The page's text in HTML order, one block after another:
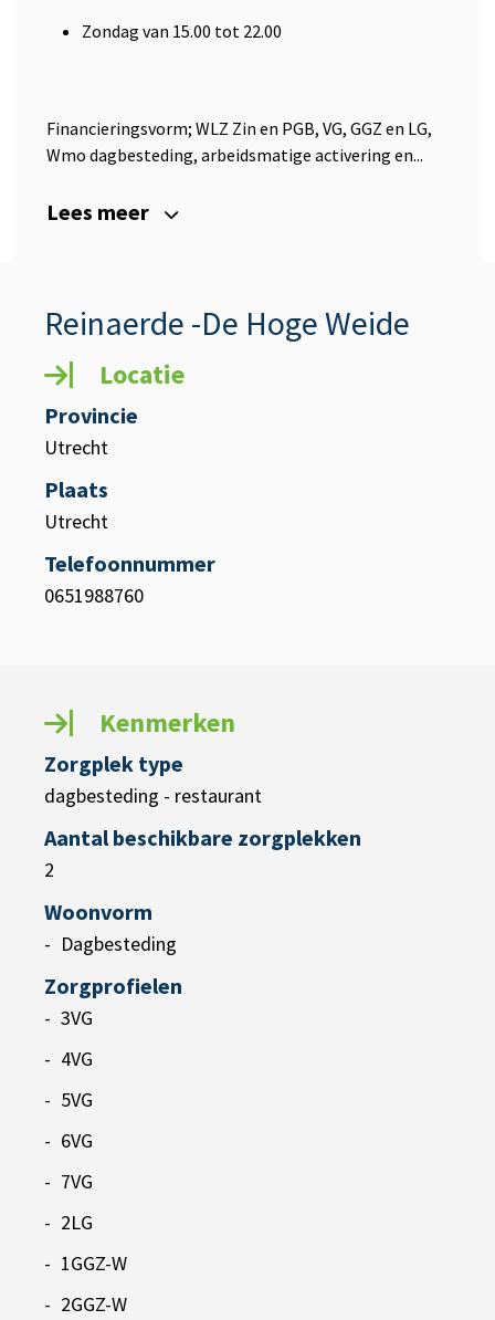
Zondag van 15.00 tot 22.00
Financieringsvorm; WLZ Zin en PGB, VG, GGZ en LG,
Wmo dagbesteding, arbeidsmatige activering en...
Lees meer
Reinaerde -De Hoge Weide
Locatie
Provincie
Utrecht
Plaats
Utrecht
Telefoonnummer
0651988760
Kenmerken
Zorgplek type
dagbesteding - restaurant
Aantal beschikbare zorgplekken
2
Woonvorm
Dagbesteding
Zorgprofielen
3VG
4VG
5VG
6VG
7VG
2LG
1GGZ-W
2GGZ-W